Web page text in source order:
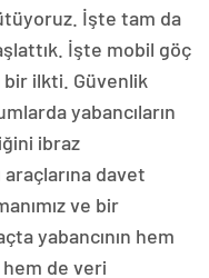
İşte tam da
İşte mobil göç
bir ilkti. Güvenlik
yabancıların
ibraz
davet
ve bir
yabancının hem
hem de veri